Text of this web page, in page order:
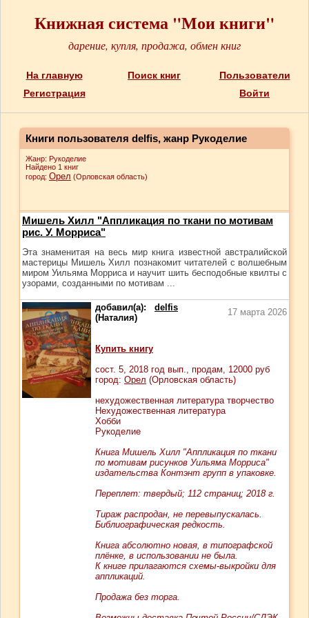
Книжная система "Мои книги"
дарение, купля, продажа, обмен книг
На главную Поиск книг
Пользователи
Регистрация
Войти
Книги пользователя delfis, жанр Рукоделие
Жанр: Рукоделие
Найдено 1 книг
город: Орел (Орловская область)
Мишель Хилл "Аппликация по ткани по мотивам
рис. У. Морриса"
Эта знаменитая на весь мир книга известной австралийской
мастерицы Мишель Хилл познакомит читателей с волшебным
миром Уильяма Морриса и научит шить бесподобные квилты с
узорами, созданными по мотивам ...
добавил(а): delfis
(Наталия)
17 марта 2026
Купить книгу
сост. 5, 2018 год вып., продам, 12000 руб
город: Орел (Орловская область)
нехудожественная литература творчество
Нехудожественная литература
Хобби
Рукоделие
Книга Мишель Хилл "Аппликация по ткани
по мотивам рисунков Уильяма Морриса"
издательства Контэнт групп в упаковке.
Переплет: твердый; 112 страниц; 2018 г.
Тираж распродан, не перевыпускалась.
Библиографическая редкость.
Книга абсолютно новая, в типографской
плёнке, в использовании не была.
К книге прилагаются схемы-выкройки для
аппликаций.
Продажа без торга.